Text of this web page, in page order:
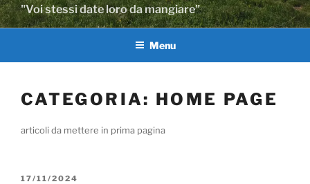
"Voi stessi date loro da mangiare"
Menu
CATEGORIA: HOME PAGE
articoli da mettere in prima pagina
PUBBLICATO
17/11/2024